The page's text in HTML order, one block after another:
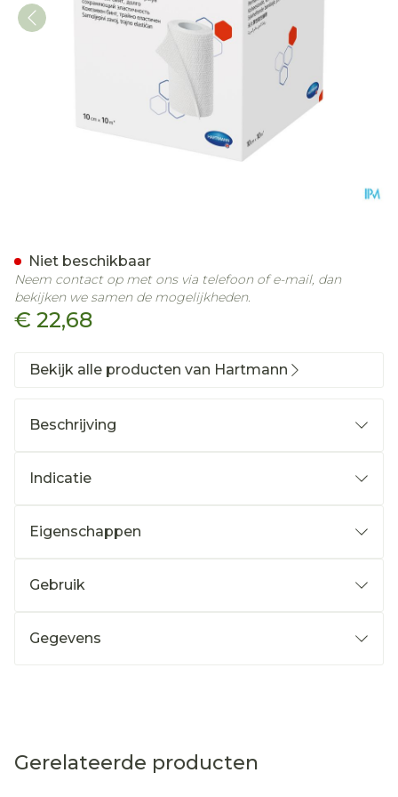
€ 22,68
Niet beschikbaar
Neem contact op met ons via telefoon of e-mail, dan
bekijken we samen de mogelijkheden.
Bekijk alle producten van Hartmann
Beschrijving
Indicatie
Eigenschappen
Gebruik
Gegevens
Gerelateerde producten